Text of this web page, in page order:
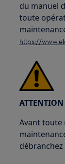
du manuel
toute
https://
ATTENTION
Avant
débranchez